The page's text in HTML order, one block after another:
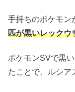
手持ちのポケモン
匹が黒いレックウ
ポケモンSVで黒
たことで、ルシア